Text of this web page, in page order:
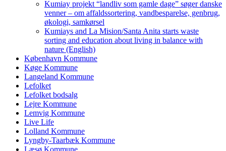
Kumiay projekt “landliv som gamle dage” søger danske
venner – om affaldssortering, vandbesparelse, genbrug,
økologi, samkørsel
Kumiays and La Mision/Santa Anita starts waste
sorting and education about living in balance with
nature (English)
København Kommune
Køge Kommune
Langeland Kommune
Lefolket
Lefolket bodsalg
Lejre Kommune
Lemvig Kommune
Live Life
Lolland Kommune
Lyngby-Taarbæk Kommune
Læsø Kommune